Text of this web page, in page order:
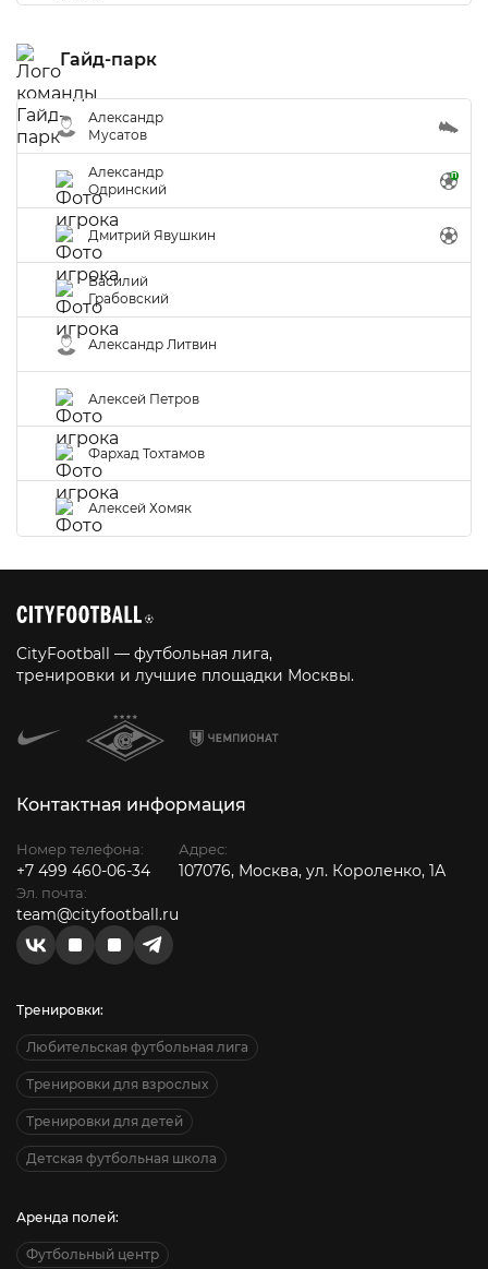
Гайд-парк
Александр
Мусатов
Александр
Одринский
Дмитрий Явушкин
Василий
Грабовский
Александр Литвин
Алексей Петров
Фархад Тохтамов
Алексей Хомяк
CityFootball — футбольная лига,
тренировки и лучшие площадки Москвы.
Контактная информация
Номер телефона:
+7 499 460-06-34
Эл. почта:
team@cityfootball.ru
Адрес:
107076, Москва, ул. Короленко, 1А
Тренировки:
Любительская футбольная лига
Тренировки для взрослых
Тренировки для детей
Детская футбольная школа
Аренда полей:
Футбольный центр